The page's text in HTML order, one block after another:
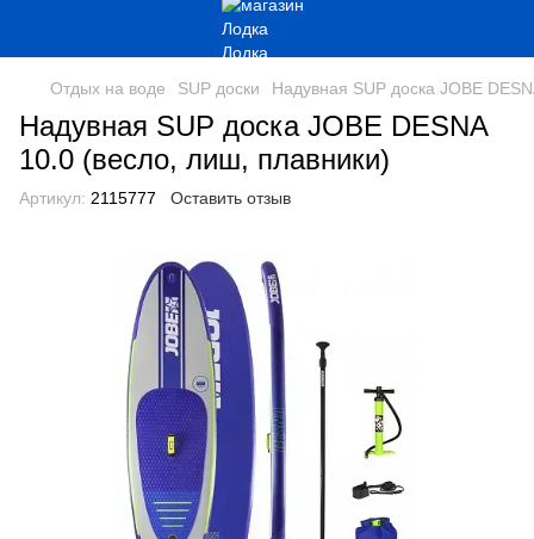
Отдых на воде SUP доски Надувная SUP доска JOBE
Надувная SUP доска JOBE DESNA
10.0 (весло, лиш, плавники)
Артикул: 2115777 Оставить отзыв